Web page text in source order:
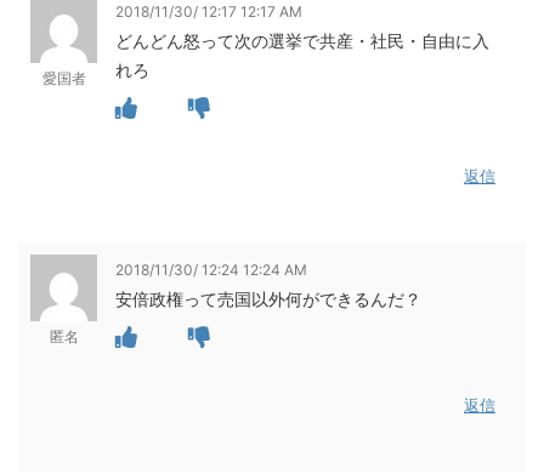
愛国者
2018/11/30/ 12:17 12:17 AM
どんどん怒って次の選挙で共産・社民・自由に入
れろ
返信
匿名
2018/11/30/ 12:24 12:24 AM
安倍政権って売国以外何ができるんだ？
返信